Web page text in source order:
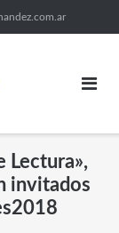
Lectura»,
invitados